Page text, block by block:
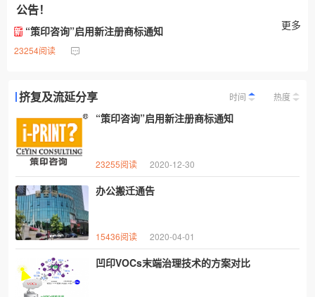
公告！
更多
新 “策印咨询”启用新注册商标通知
23254阅读
挤复及流延分享 时间 热度
“策印咨询”启用新注册商标通知
23255阅读 2020-12-30
办公搬迁通告
15436阅读 2020-04-01
凹印VOCs末端治理技术的方案对比